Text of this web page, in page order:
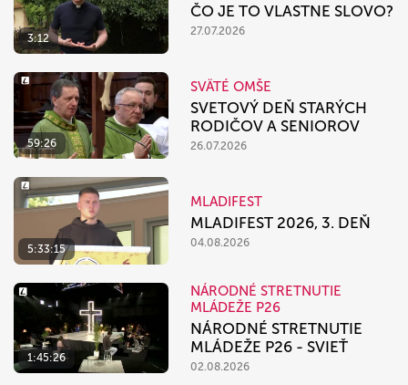
3:12
ČO JE TO VLASTNE SLOVO?
27.07.2026
59:26
SVÄTÉ OMŠE
SVETOVÝ DEŇ STARÝCH
RODIČOV A SENIOROV
26.07.2026
5:33:15
MLADIFEST
MLADIFEST 2026, 3. DEŇ
04.08.2026
1:45:26
NÁRODNÉ STRETNUTIE
MLÁDEŽE P26
NÁRODNÉ STRETNUTIE
MLÁDEŽE P26 - SVIEŤ
02.08.2026